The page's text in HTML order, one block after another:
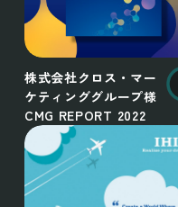
株式会社クロス・マー
ケティンググループ様
CMG REPORT 2022